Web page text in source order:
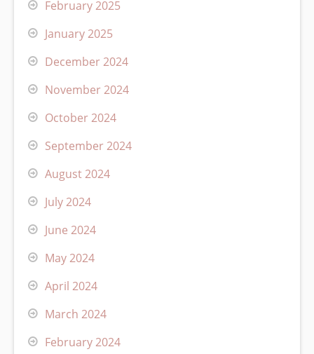
February 2025
January 2025
December 2024
November 2024
October 2024
September 2024
August 2024
July 2024
June 2024
May 2024
April 2024
March 2024
February 2024